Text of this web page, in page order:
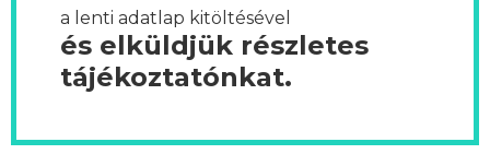
a lenti adatlap kitöltésével
és elküldjük részletes
tájékoztatónkat.